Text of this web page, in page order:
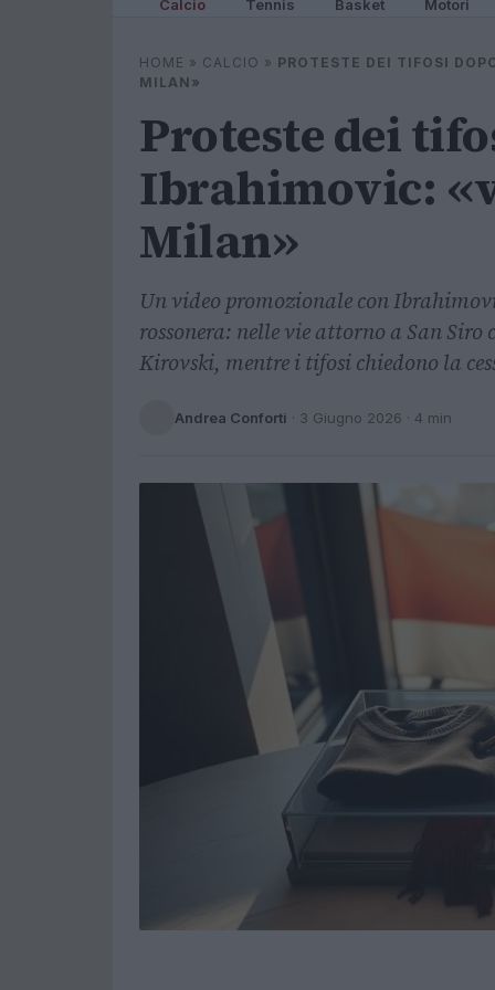
Calcio Tennis Basket Motori
HOME » CALCIO » PROTESTE DEI TIFOSI
MILAN»
Proteste dei
Ibrahimovic:
Milan»
Un video promozionale con
rossonera: nelle vie attorno a San
Kirovski, mentre i tifosi chiedono la
Andrea Conforti · 3 Giugno 2026 · 4 min